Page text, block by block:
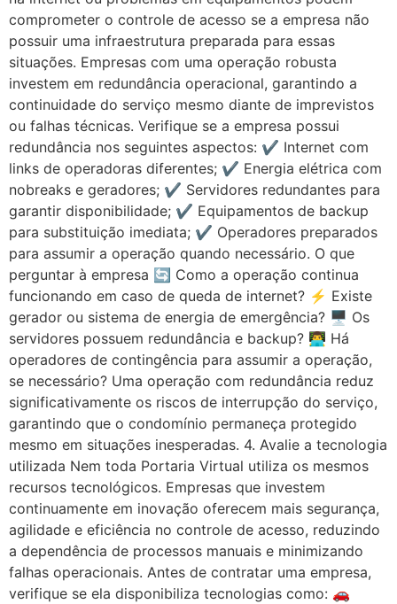
comprometer o controle de acesso se a empresa não
possuir uma infraestrutura preparada para essas
situações. Empresas com uma operação robusta
investem em redundância operacional, garantindo a
continuidade do serviço mesmo diante de imprevistos
ou falhas técnicas. Verifique se a empresa possui
redundância nos seguintes aspectos: ✔️ Internet com
links de operadoras diferentes; ✔️ Energia elétrica com
nobreaks e geradores; ✔️ Servidores redundantes para
garantir disponibilidade; ✔️ Equipamentos de backup
para substituição imediata; ✔️ Operadores preparados
para assumir a operação quando necessário. O que
perguntar à empresa 🔄 Como a operação continua
funcionando em caso de queda de internet? ⚡ Existe
gerador ou sistema de energia de emergência? 🖥️ Os
servidores possuem redundância e backup? 👨‍💻 Há
operadores de contingência para assumir a operação,
se necessário? Uma operação com redundância reduz
significativamente os riscos de interrupção do serviço,
garantindo que o condomínio permaneça protegido
mesmo em situações inesperadas. 4. Avalie a tecnologia
utilizada Nem toda Portaria Virtual utiliza os mesmos
recursos tecnológicos. Empresas que investem
continuamente em inovação oferecem mais segurança,
agilidade e eficiência no controle de acesso, reduzindo
a dependência de processos manuais e minimizando
falhas operacionais. Antes de contratar uma empresa,
verifique se ela disponibiliza tecnologias como: 🚗